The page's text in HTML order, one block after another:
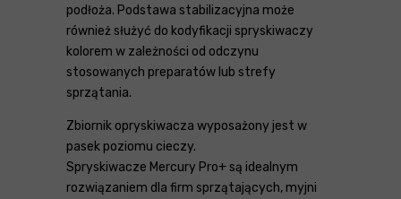
podłoża. Podstawa stabilizacyjna może
również służyć do kodyfikacji spryskiwaczy
kolorem w zależności od odczynu
stosowanych preparatów lub strefy
sprzątania.
Zbiornik opryskiwacza wyposażony jest w
pasek poziomu cieczy.
Spryskiwacze Mercury Pro+ są idealnym
rozwiązaniem dla firm sprzątających, myjni